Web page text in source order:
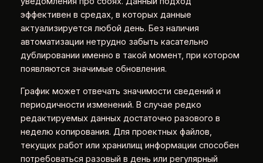
эффективен в средах, в которых данные
актуализируется любой день. Без наличия
автоматизации нетрудно забыть касательно
дублировании именно в такой момент, при котором
появляются значимые обновления.
График может отвечать значимости сведений и
периодичности изменений. В случае редко
редактируемых данных достаточно разового в
неделю копирования. Для проектных файлов,
текущих работ или хранилищ информации способен
потребоваться разовый в день или регулярный